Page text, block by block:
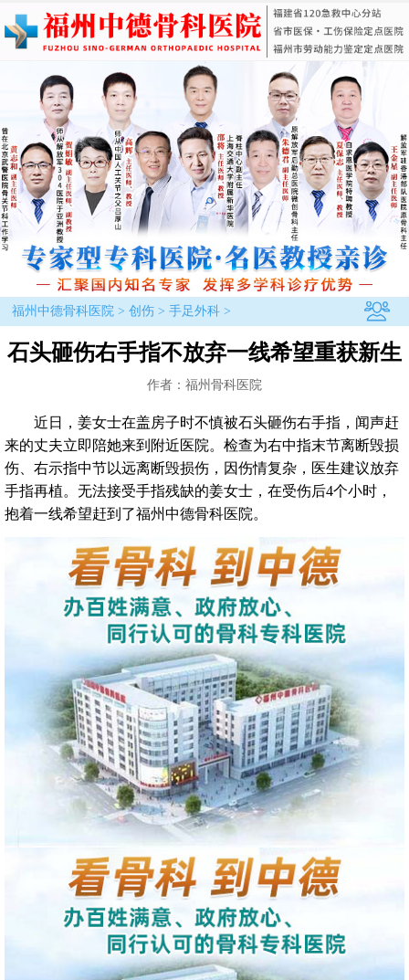
福州中德骨科医院> 创伤> 手足外科>
石头砸伤右手指不放弃一线希望重获新生
作者：福州骨科医院
近日，姜女士在盖房子时不慎被石头砸伤右手指，闻声赶
来的丈夫立即陪她来到附近医院。检查为右中指末节离断毁损
伤、右示指中节以远离断毁损伤，因伤情复杂，医生建议放弃
手指再植。无法接受手指残缺的姜女士，在受伤后4个小时，
抱着一线希望赶到了福州中德骨科医院。